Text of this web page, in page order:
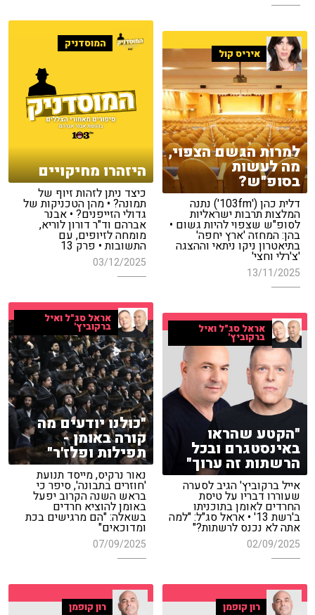
המוסדניק
היזהרו מחיקויים
כיצד ניתן לזהות זיוף של
תמונה? • מהן הטכניקות של
גדולי הזייפנים? • אבנר
אברהם וד"ר דורון לוריא,
מומחה לזיופים, עם
התשובות • פרק 13
03/12/2025
איריס קול
למרות הגשם הצפוי,
מה לעשות
בסופ"ש?
דלית כהן ('103fm') נתנה
המלצות תרבות ישראליות
לסופ"ש שצפוי להיות גשום •
בהן: המחזה 'ארץ יחפה'
בתיאטרון ניקו ניתאי וההצגה
'צ'רלי וחצי'
13/11/2025
אראל סג"ל ואיל
ברקוביץ'
"כולנו יודעים מה
קורה באומן -
תפילות ופלז'ר"
נאור נרקיס, מייסד תנועת
'חוזרים בתבונה', סיפר כי
בראש השנה הקרוב יפעל
באומן להוציא חרדים
בשאלה: "הם מרגישים בכת
ומדוכאים"
07/09/2025
אראל סג"ל ואיל
ברקוביץ'
"הקטע שהראו
באינסטגרם ובכל
הרשתות זה ערוך"
אייל ברקוביץ' הגיב לסערה
שעוררו דבריו על טיסת
החרדים לאומן בתוכניתו
ב'רשת 13' • אראל סג"ל: "למה
אתה לא נכנס לרשתות?"
02/09/2025
רון קופמן רון קופמן